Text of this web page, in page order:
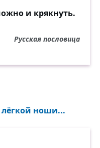
и крякнуть.
Русская пословица
ноши...